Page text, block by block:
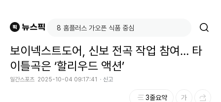
보이넥스트도어, 신보 전곡 작업 참여… 타
이틀곡은 ‘할리우드 액션’
일간스포츠 2025-10-04 09:17:41 신고
3줄요약